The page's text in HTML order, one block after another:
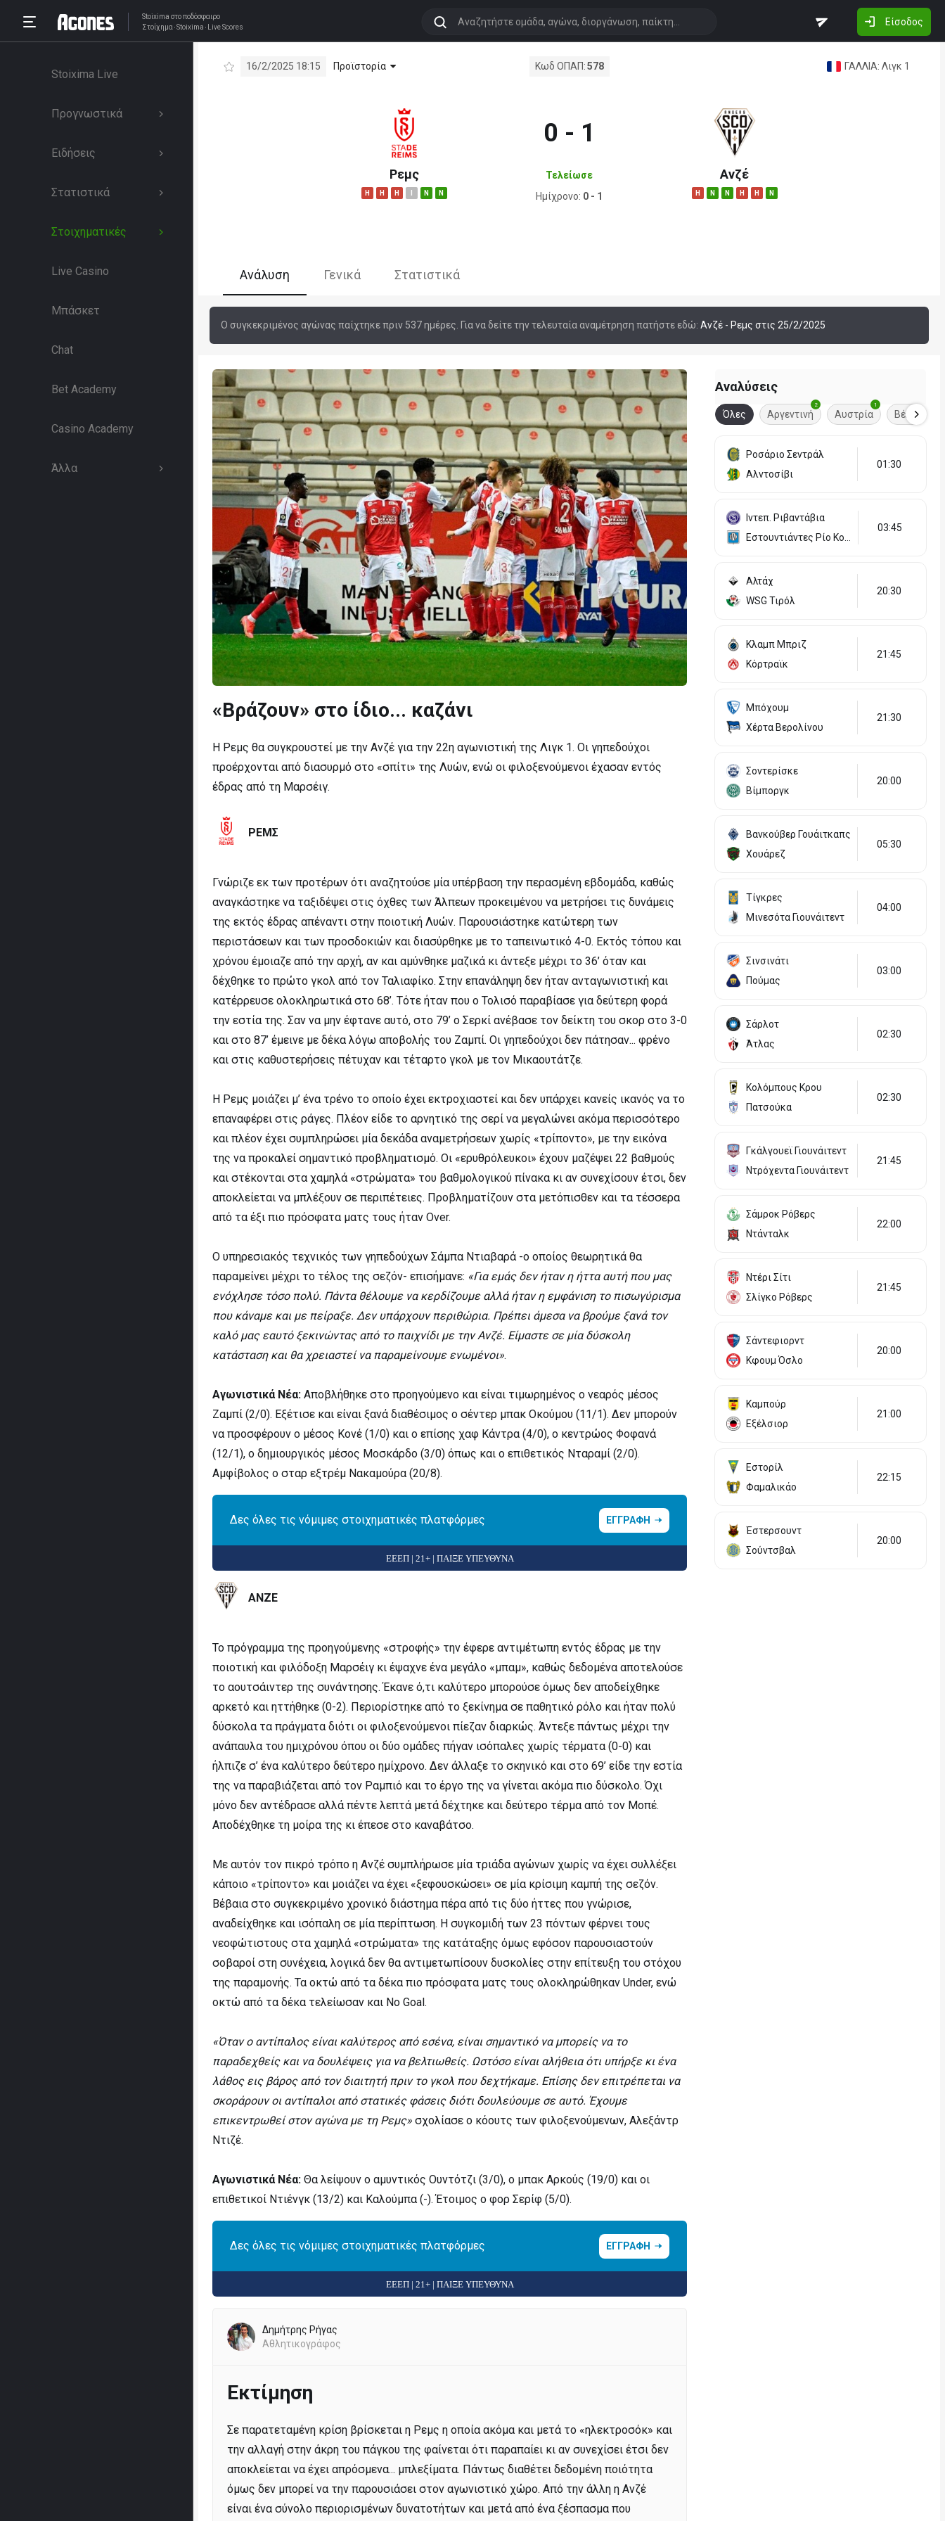
Stoixima στο ποδόσφαιρο
Στοίχημα Stoixima Live Scores Είσοδος
Stoixima Live
Προγνωστικά
Ειδήσεις
Στατιστικά
Στοιχηματικές
Live Casino
Μπάσκετ
Chat
Bet Academy
Casino Academy
Άλλα
16/2/2025 18:15 Προϊστορία Κωδ ΟΠΑΠ:578 ΓΑΛΛΙΑ: Λιγκ 1
Ρεμς
H H H N N
0 - 1
Τελείωσε
Ημίχρονο: 0 - 1
Ανζέ
H N N H H N
Ανάλυση Γενικά Στατιστικά
Ο συγκεκριμένος αγώνας παίχτηκε πριν 537 ημέρες. Για να δείτε την τελευταία αναμέτρηση πατήστε εδώ: Ανζέ - Ρεμς στις 25/2/2025
«Βράζουν» στο ίδιο... καζάνι
Η Ρεμς θα συγκρουστεί με την Ανζέ για την 22η αγωνιστική της Λιγκ 1. Οι γηπεδούχοι
προέρχονται από διασυρμό στο «σπίτι» της Λυών, ενώ οι φιλοξενούμενοι έχασαν εντός
έδρας από τη Μαρσέιγ.
ΡΕΜΣ
Γνώριζε εκ των προτέρων ότι αναζητούσε μία υπέρβαση την περασμένη εβδομάδα, καθώς
αναγκάστηκε να ταξιδέψει στις όχθες των Άλπεων προκειμένου να μετρήσει τις δυνάμεις
της εκτός έδρας απέναντι στην ποιοτική Λυών. Παρουσιάστηκε κατώτερη των
περιστάσεων και των προσδοκιών και διασύρθηκε με το ταπεινωτικό 4-0. Εκτός τόπου και
χρόνου έμοιαζε από την αρχή, αν και αμύνθηκε μαζικά κι άντεξε μέχρι το 36’ όταν και
δέχθηκε το πρώτο γκολ από τον Ταλιαφίκο. Στην επανάληψη δεν ήταν ανταγωνιστική και
κατέρρευσε ολοκληρωτικά στο 68’. Τότε ήταν που ο Τολισό παραβίασε για δεύτερη φορά
την εστία της. Σαν να μην έφτανε αυτό, στο 79’ ο Σερκί ανέβασε τον δείκτη του σκορ στο 3-0
και στο 87’ έμεινε με δέκα λόγω αποβολής του Ζαμπί. Οι γηπεδούχοι δεν πάτησαν... φρένο
και στις καθυστερήσεις πέτυχαν και τέταρτο γκολ με τον Μικαουτάτζε.
Η Ρεμς μοιάζει μ’ ένα τρένο το οποίο έχει εκτροχιαστεί και δεν υπάρχει κανείς ικανός να το
επαναφέρει στις ράγες. Πλέον είδε το αρνητικό της σερί να μεγαλώνει ακόμα περισσότερο
και πλέον έχει συμπληρώσει μία δεκάδα αναμετρήσεων χωρίς «τρίποντο», με την εικόνα
της να προκαλεί σημαντικό προβληματισμό. Οι «ερυθρόλευκοι» έχουν μαζέψει 22 βαθμούς
και στέκονται στα χαμηλά «στρώματα» του βαθμολογικού πίνακα κι αν συνεχίσουν έτσι, δεν
αποκλείεται να μπλέξουν σε περιπέτειες. Προβληματίζουν στα μετόπισθεν και τα τέσσερα
από τα έξι πιο πρόσφατα ματς τους ήταν Over.
Ο υπηρεσιακός τεχνικός των γηπεδούχων Σάμπα Ντιαβαρά -ο οποίος θεωρητικά θα
παραμείνει μέχρι το τέλος της σεζόν- επισήμανε: «Για εμάς δεν ήταν η ήττα αυτή που μας
ενόχλησε τόσο πολύ. Πάντα θέλουμε να κερδίζουμε αλλά ήταν η εμφάνιση το πισωγύρισμα
που κάναμε και με πείραξε. Δεν υπάρχουν περιθώρια. Πρέπει άμεσα να βρούμε ξανά τον
καλό μας εαυτό ξεκινώντας από το παιχνίδι με την Ανζέ. Είμαστε σε μία δύσκολη
κατάσταση και θα χρειαστεί να παραμείνουμε ενωμένοι».
Αγωνιστικά Νέα: Αποβλήθηκε στο προηγούμενο και είναι τιμωρημένος ο νεαρός μέσος
Ζαμπί (2/0). Εξέτισε και είναι ξανά διαθέσιμος ο σέντερ μπακ Οκούμου (11/1). Δεν μπορούν
να προσφέρουν ο μέσος Κονέ (1/0) και ο επίσης χαφ Κάντρα (4/0), ο κεντρώος Φοφανά
(12/1), ο δημιουργικός μέσος Μοσκάρδο (3/0) όπως και ο επιθετικός Νταραμί (2/0).
Αμφίβολος ο σταρ εξτρέμ Νακαμούρα (20/8).
Δες όλες τις νόμιμες στοιχηματικές πλατφόρμες ΕΓΓΡΑΦΗ
ΕΕΕΠ | 21+ | ΠΑΙΞΕ ΥΠΕΥΘΥΝΑ
ΑΝΖΕ
Το πρόγραμμα της προηγούμενης «στροφής» την έφερε αντιμέτωπη εντός έδρας με την
ποιοτική και φιλόδοξη Μαρσέιγ κι έψαχνε ένα μεγάλο «μπαμ», καθώς δεδομένα αποτελούσε
το αουτσάιντερ της συνάντησης. Έκανε ό,τι καλύτερο μπορούσε όμως δεν αποδείχθηκε
αρκετό και ηττήθηκε (0-2). Περιορίστηκε από το ξεκίνημα σε παθητικό ρόλο και ήταν πολύ
δύσκολα τα πράγματα διότι οι φιλοξενούμενοι πίεζαν διαρκώς. Άντεξε πάντως μέχρι την
ανάπαυλα του ημιχρόνου όπου οι δύο ομάδες πήγαν ισόπαλες χωρίς τέρματα (0-0) και
ήλπιζε σ’ ένα καλύτερο δεύτερο ημίχρονο. Δεν άλλαξε το σκηνικό και στο 69’ είδε την εστία
της να παραβιάζεται από τον Ραμπιό και το έργο της να γίνεται ακόμα πιο δύσκολο. Όχι
μόνο δεν αντέδρασε αλλά πέντε λεπτά μετά δέχτηκε και δεύτερο τέρμα από τον Μοπέ.
Αποδέχθηκε τη μοίρα της κι έπεσε στο καναβάτσο.
Με αυτόν τον πικρό τρόπο η Ανζέ συμπλήρωσε μία τριάδα αγώνων χωρίς να έχει συλλέξει
κάποιο «τρίποντο» και μοιάζει να έχει «ξεφουσκώσει» σε μία κρίσιμη καμπή της σεζόν.
Βέβαια στο συγκεκριμένο χρονικό διάστημα πέρα από τις δύο ήττες που γνώρισε,
αναδείχθηκε και ισόπαλη σε μία περίπτωση. Η συγκομιδή των 23 πόντων φέρνει τους
νεοφώτιστους στα χαμηλά «στρώματα» της κατάταξης όμως εφόσον παρουσιαστούν
σοβαροί στη συνέχεια, λογικά δεν θα αντιμετωπίσουν δυσκολίες στην επίτευξη του στόχου
της παραμονής. Τα οκτώ από τα δέκα πιο πρόσφατα ματς τους ολοκληρώθηκαν Under, ενώ
οκτώ από τα δέκα τελείωσαν και No Goal.
«Όταν ο αντίπαλος είναι καλύτερος από εσένα, είναι σημαντικό να μπορείς να το
παραδεχθείς και να δουλέψεις για να βελτιωθείς. Ωστόσο είναι αλήθεια ότι υπήρξε κι ένα
λάθος εις βάρος από τον διαιτητή πριν το γκολ που δεχτήκαμε. Επίσης δεν επιτρέπεται να
σκοράρουν οι αντίπαλοι από στατικές φάσεις διότι δουλεύουμε σε αυτό. Έχουμε
επικεντρωθεί στον αγώνα με τη Ρεμς» σχολίασε ο κόουτς των φιλοξενούμενων, Αλεξάντρ
Ντιζέ.
Αγωνιστικά Νέα: Θα λείψουν ο αμυντικός Ουντότζι (3/0), ο μπακ Αρκούς (19/0) και οι
επιθετικοί Ντιένγκ (13/2) και Καλούμπα (-). Έτοιμος ο φορ Σερίφ (5/0).
Δες όλες τις νόμιμες στοιχηματικές πλατφόρμες ΕΓΓΡΑΦΗ
ΕΕΕΠ | 21+ | ΠΑΙΞΕ ΥΠΕΥΘΥΝΑ
Δημήτρης Ρήγας
Αθλητικογράφος
Εκτίμηση
Σε παρατεταμένη κρίση βρίσκεται η Ρεμς η οποία ακόμα και μετά το «ηλεκτροσόκ» και
την αλλαγή στην άκρη του πάγκου της φαίνεται ότι παραπαίει κι αν συνεχίσει έτσι δεν
αποκλείεται να έχει απρόσμενα... μπλεξίματα. Πάντως διαθέτει δεδομένη ποιότητα
όμως δεν μπορεί να την παρουσιάσει στον αγωνιστικό χώρο. Από την άλλη η Ανζέ
είναι ένα σύνολο περιορισμένων δυνατοτήτων και μετά από ένα ξέσπασμα που
Αναλύσεις
Όλες Αργεντινή
2
Αυστρία
1
Βέλγιο
Ροσάριο Σεντράλ
Αλντοσίβι
01:30
Ιντεπ. Ριβαντάβια
03:45
Αλτάχ
WSG Τιρόλ
20:30
Κλαμπ Μπριζ
Κόρτραϊκ
21:45
Μπόχουμ
Χέρτα Βερολίνου
21:30
Σοντερίσκε
Βίμποργκ
20:00
Βανκούβερ Γουάιτκαπς
Χουάρεζ
05:30
Τίγκρες
Μινεσότα Γιουνάιτεντ
04:00
Σινσινάτι
Πούμας
03:00
Σάρλοτ
Άτλας
02:30
Κολόμπους Κρου
Πατσούκα
02:30
Γκάλγουεϊ Γιουνάιτεντ
Ντρόχεντα Γιουνάιτεντ
21:45
Σάμροκ Ρόβερς
Ντάνταλκ
22:00
Ντέρι Σίτι
Σλίγκο Ρόβερς
21:45
Σάντεφιορντ
Κφουμ Όσλο
20:00
Καμπούρ
Εξέλσιορ
21:00
Εστορίλ
Φαμαλικάο
22:15
Έστερσουντ
Σούντσβαλ
20:00